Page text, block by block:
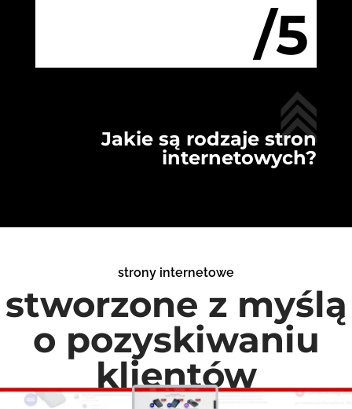
/5
Jakie są rodzaje stron
internetowych?
strony internetowe
stworzone z myślą
o pozyskiwaniu
klientów